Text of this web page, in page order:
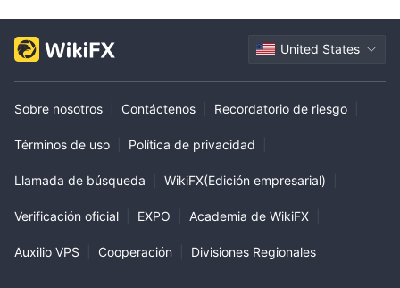
United States
Sobre nosotros Contáctenos Recordatorio de riesgo
Términos de uso Política de privacidad
Llamada de búsqueda WikiFX(Edición empresarial)
Verificación oficial EXPO Academia de WikiFX
Auxilio VPS Cooperación Divisiones Regionales